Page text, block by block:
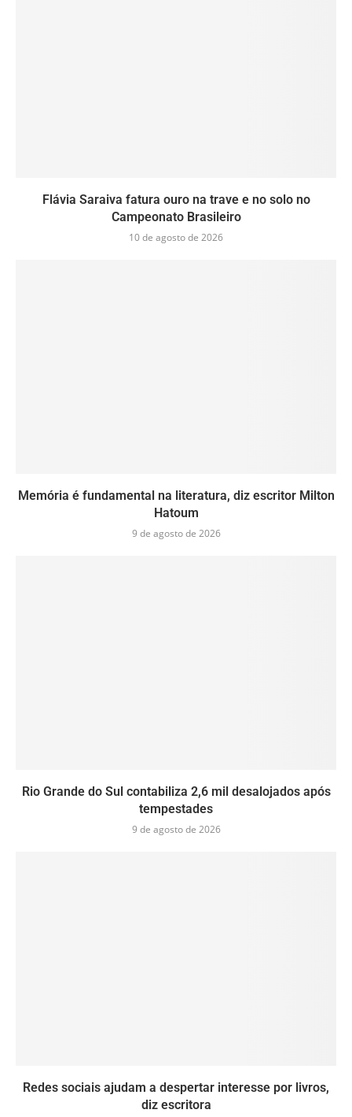
Flávia Saraiva fatura ouro na trave e no solo no
Campeonato Brasileiro
10 de agosto de 2026
Memória é fundamental na literatura, diz escritor Milton
Hatoum
9 de agosto de 2026
Rio Grande do Sul contabiliza 2,6 mil desalojados após
tempestades
9 de agosto de 2026
Redes sociais ajudam a despertar interesse por livros,
diz escritora